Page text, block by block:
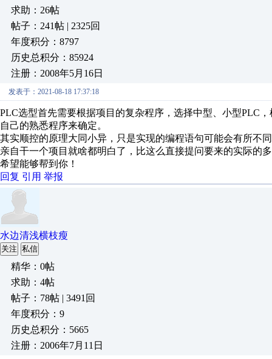
求助：26帖
帖子：241帖 | 2325回
年度积分：8797
历史总积分：85924
注册：2008年5月16日
发表于：2021-08-18 17:37:18
PLC选型首先需要根据项目的复杂程序，选择中型、小型PLC
自己的熟悉程序来确定。
其实顺控的原理大同小异，只是实现的编程语句可能会有所不
亲自干一个项目就啥都明白了，比这么直接提问要来的实际的
希望能够帮到你！
回复 引用 举报
水边清浅横枝瘦
关注 私信
精华：0帖
求助：4帖
帖子：78帖 | 3491回
年度积分：9
历史总积分：5665
注册：2006年7月11日